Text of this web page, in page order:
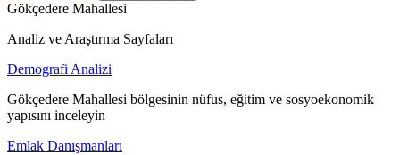
Gökçedere Mahallesi
Analiz ve Araştırma Sayfaları
Demografi Analizi
Gökçedere Mahallesi bölgesinin nüfus, eğitim ve sosyoekonomik
yapısını inceleyin
Emlak Danışmanları